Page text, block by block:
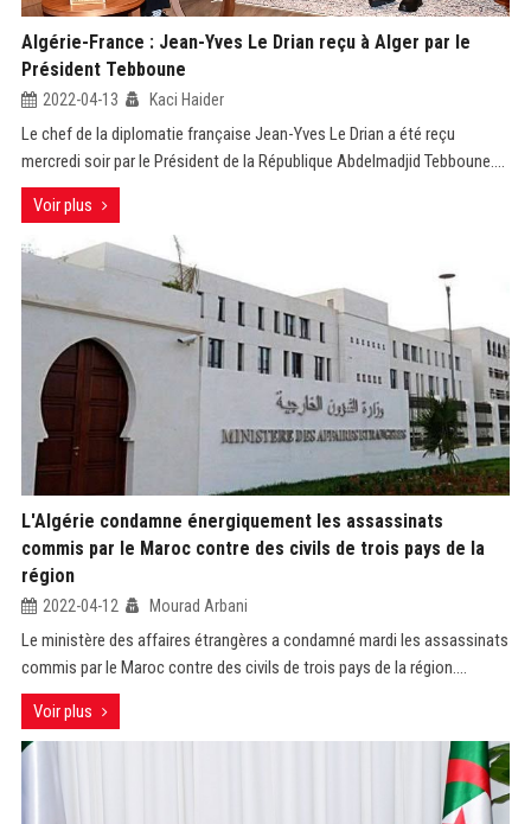
Algérie-France : Jean-Yves Le Drian reçu à Alger par le
Président Tebboune
2022-04-13 Kaci Haider
Le chef de la diplomatie française Jean-Yves Le Drian a été reçu
mercredi soir par le Président de la République Abdelmadjid Tebboune....
Voir plus
L'Algérie condamne énergiquement les assassinats
commis par le Maroc contre des civils de trois pays de la
région
2022-04-12 Mourad Arbani
Le ministère des affaires étrangères a condamné mardi les assassinats
commis par le Maroc contre des civils de trois pays de la région....
Voir plus